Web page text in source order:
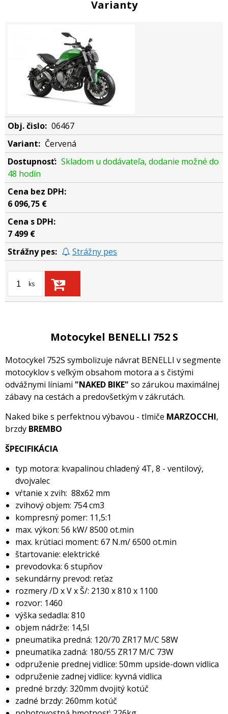
Varianty
06467
Červená
Skladom u dodávateľa, dodanie možné do
48 hodín
6 096,75 €
7 499 €
Strážny pes
ks
Motocykel BENELLI 752 S
Motocykel 752S symbolizuje návrat BENELLI v segmente
motocyklov s veľkým obsahom motora a s čistými
odvážnymi líniami "NAKED BIKE" so zárukou maximálnej
zábavy na cestách a predovšetkým v zákrutách.
Naked bike s perfektnou výbavou - tlmiče MARZOCCHI,
brzdy BREMBO
ŠPECIFIKÁCIA
typ motora: kvapalinou chladený 4T, 8 - ventilový,
dvojvalec
vŕtanie x zvih: 88x62 mm
zvihový objem: 754 cm3
kompresný pomer: 11,5:1
max. výkon: 56 kW/ 8500 ot.min
max. krútiaci moment: 67 N.m/ 6500 ot.min
štartovanie: elektrické
prevodovka: 6 stupňov
sekundárny prevod: reťaz
rozmery /D x V x Š/: 2130 x 810 x 1100
rozvor: 1460
výška sedadla: 810
objem nádrže: 14,5l
pneumatika predná: 120/70 ZR17 M/C 58W
pneumatika zadná: 180/55 ZR17 M/C 73W
odpruženie prednej vidlice: 50mm upside-down vidlica
odpruženie zadnej vidlice: kyvná vidlica
predné brzdy: 320mm dvojitý kotúč
zadné brzdy: 260mm kotúč